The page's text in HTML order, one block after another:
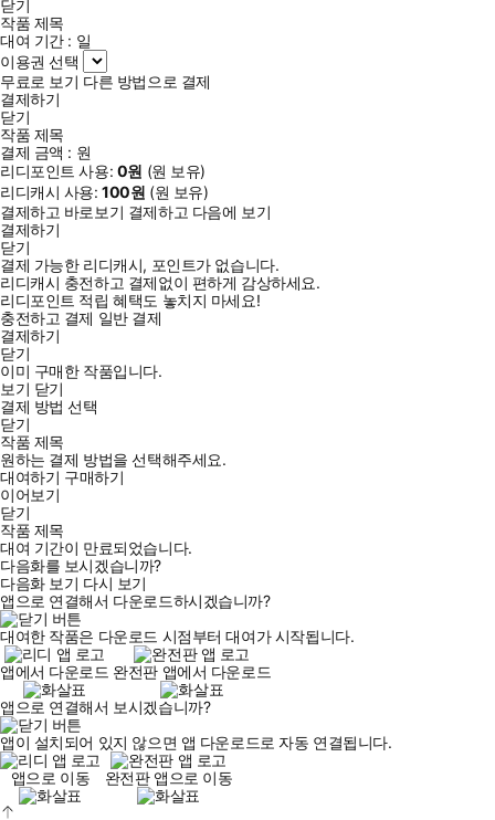
닫기
작품 제목
대여 기간 : 일
이용권 선택
무료로 보기 다른 방법으로 결제
결제하기
닫기
작품 제목
결제 금액 : 원
리디포인트 사용: 0원 (원 보유)
리디캐시 사용:100원 (원 보유)
결제하고 바로보기 결제하고 다음에 보기
결제하기
닫기
결제 가능한 리디캐시, 포인트가 없습니다.
리디캐시 충전하고 결제없이 편하게 감상하세요.
리디포인트 적립 혜택도 놓치지 마세요!
충전하고 결제 일반 결제
결제하기
닫기
이미 구매한 작품입니다.
보기 닫기
결제 방법 선택
닫기
작품 제목
원하는 결제 방법을 선택해주세요.
대여하기 구매하기
이어보기
닫기
작품 제목
대여 기간이 만료되었습니다.
다음화를 보시겠습니까?
다음화 보기 다시 보기
앱으로 연결해서 다운로드하시겠습니까?
대여한 작품은 다운로드 시점부터 대여가 시작됩니다.
앱에서 다운로드 완전판 앱에서 다운로드
앱으로 연결해서 보시겠습니까?
앱이 설치되어 있지 않으면 앱 다운로드로 자동 연결됩니다.
앱으로 이동
완전판 앱으로 이동